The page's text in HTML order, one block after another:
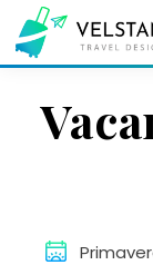
contenuto